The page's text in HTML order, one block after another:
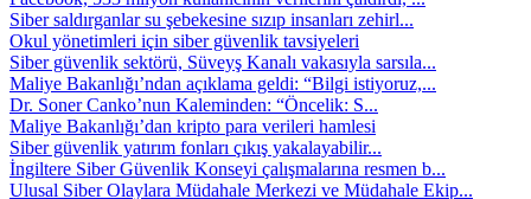
Siber saldırganlar su şebekesine sızıp insanları zehirl...
Okul yönetimleri için siber güvenlik tavsiyeleri
Siber güvenlik sektörü, Süveyş Kanalı vakasıyla sarsıla...
Maliye Bakanlığı’ndan açıklama geldi: “Bilgi istiyoruz,...
Dr. Soner Canko’nun Kaleminden: “Öncelik: S...
Maliye Bakanlığı’dan kripto para verileri hamlesi
Siber güvenlik yatırım fonları çıkış yakalayabilir...
İngiltere Siber Güvenlik Konseyi çalışmalarına resmen b...
Ulusal Siber Olaylara Müdahale Merkezi ve Müdahale Ekip...